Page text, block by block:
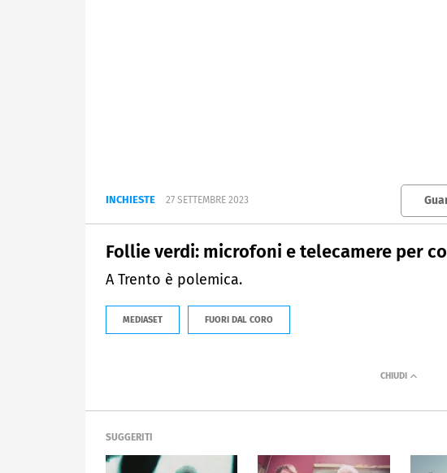
INCHIESTE 27 SETTEMBRE 2023
Follie verdi: microfoni e telecamere per
A Trento è polemica.
MEDIASET FUORI DAL CORO
SUGGERITI